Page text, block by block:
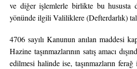
ve diğer işlemlerle birlikte bu hususta
yönünde ilgili Valiliklere (Defterdarlık)
4706 sayılı Kanunun anılan maddesi
Hazine taşınmazlarının satış amacı
edilmesi halinde ise, taşınmazların ferağ